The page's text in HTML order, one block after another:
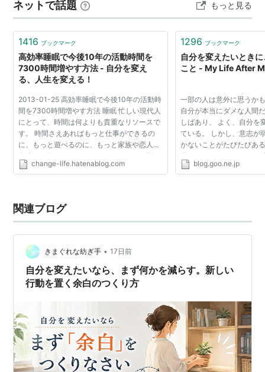
さが伝わっていないからではないのかもしれません。 話
したくないのではなく、正直に話しても…
ネットで話題 もっと見る
1416 ブックマーク
高効率睡眠で今後10年の活動時間を
7300時間増やす方法 - 自分を変え
る、人生を変える！
2013-01-25 高効率睡眠で今後10年の活動時
間を7300時間増やす方法 睡眠 忙しい現代人
にとって、時間は何よりも貴重なリソースで
す。 時間さえあればもっと仕事ができるの
に、もっと遊べるのに、もっと家族や恋人、
友達と一緒にいられるのに・・・。そう悩む
人はとても多い。私も以前はそれで悩んでい
change-life.hatenablog.com
1296 ブックマーク
自分を変えたいとき
こと - My Life After
一部の人は意外に思うか
自分が本当にダメな人間
しばあり、 よく、自分を
ている。 しかし、意志が
かないことがたびたびあ
日Twitterで@ohmaebot
流している）から、なる
blog.goo.ne.jp
関連ブログ
きまぐれな紡ぎ手 • 17日前
自分を変えたいなら、まず何かを減らす。新しい
行動を置く余白のつくり方